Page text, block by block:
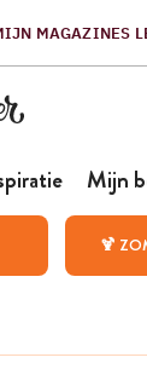
MAGAZINES
Mijn
🍹